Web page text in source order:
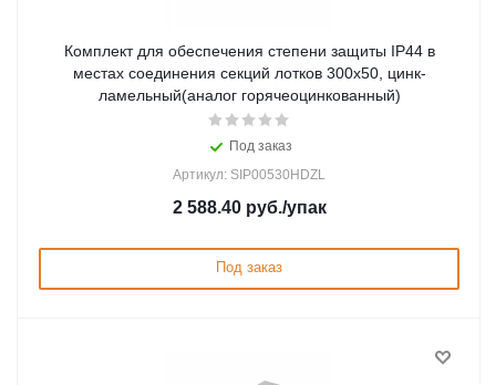
Комплект для обеспечения степени защиты IP44 в
местах соединения секций лотков 300х50, цинк-
ламельный(аналог горячеоцинкованный)
Под заказ
Артикул: SIP00530HDZL
2 588.40руб./упак
Под заказ